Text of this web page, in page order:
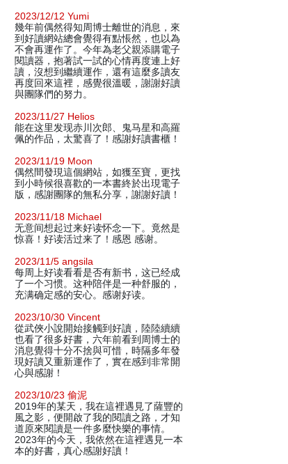
2023/12/12 Yumi
幾年前偶然得知周博士離世的消息，來
到好讀網站總會覺得有點悵然，也以為
不會再運作了。今年為老父親添購電子
閱讀器，抱著試一試的心情再度連上好
讀，沒想到繼續運作，還有這麼多讀友
再度回來這裡，感覺很溫暖，謝謝好讀
與團隊們的努力。
2023/11/27 Helios
能在这里发现赤川次郎、鬼马星和高羅
佩的作品，太驚喜了！感謝好讀書櫃！
2023/11/19 Moon
偶然間發現這個網站，如獲至寶，更找
到小時候很喜歡的一本書終於出現電子
版，感謝團隊的無私分享，謝謝好讀！
2023/11/18 Michael
无意间想起过来好读怀念一下。竟然是
惊喜！好读活过来了！感恩 感谢。
2023/11/5 angsila
每周上好读看看是否有新书，这已经成
了一个习惯。这种陪伴是一种舒服的，
充满确定感的安心。感谢好读。
2023/10/30 Vincent
從武俠小說開始接觸到好讀，陸陸續續
也看了很多好書，六年前看到周博士的
消息覺得十分不捨與可惜，時隔多年發
現好讀又重新運作了，實在感到非常開
心與感謝！
2023/10/23 偷泥
2019年的某天，我在這裡遇見了薩豐的
風之影，便開啟了我的閱讀之路，才知
道原來閱讀是一件多麼快樂的事情。
2023年的今天，我依然在這裡遇見一本
本的好書，真心感謝好讀！